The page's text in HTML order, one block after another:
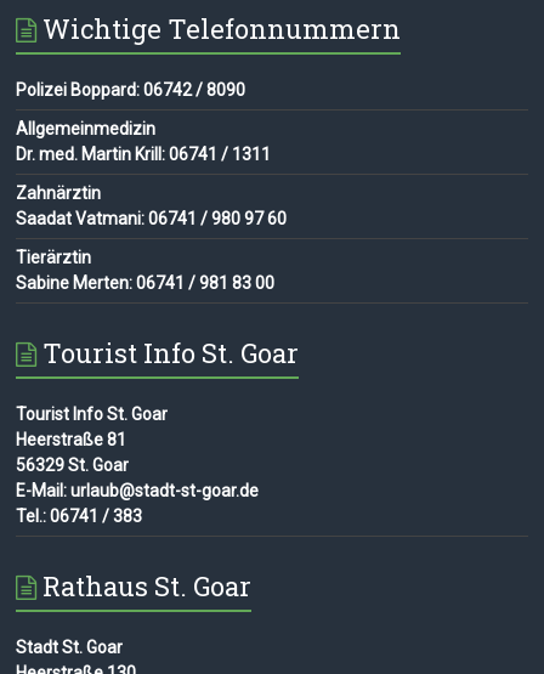
Wichtige Telefonnummern
Polizei Boppard: 06742 / 8090
Allgemeinmedizin
Dr. med. Martin Krill: 06741 / 1311
Zahnärztin
Saadat Vatmani: 06741 / 980 97 60
Tierärztin
Sabine Merten: 06741 / 981 83 00
Tourist Info St. Goar
Tourist Info St. Goar
Heerstraße 81
56329 St. Goar
E-Mail: urlaub@stadt-st-goar.de
Tel.: 06741 / 383
Rathaus St. Goar
Stadt St. Goar